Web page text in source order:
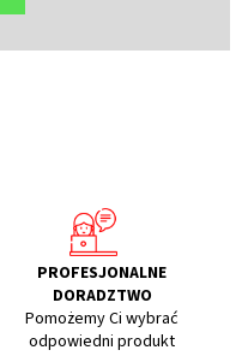
PROFESJONALNE
DORADZTWO
Pomożemy Ci wybrać
odpowiedni produkt